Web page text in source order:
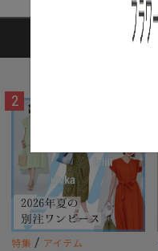
2
特集 / アイテム